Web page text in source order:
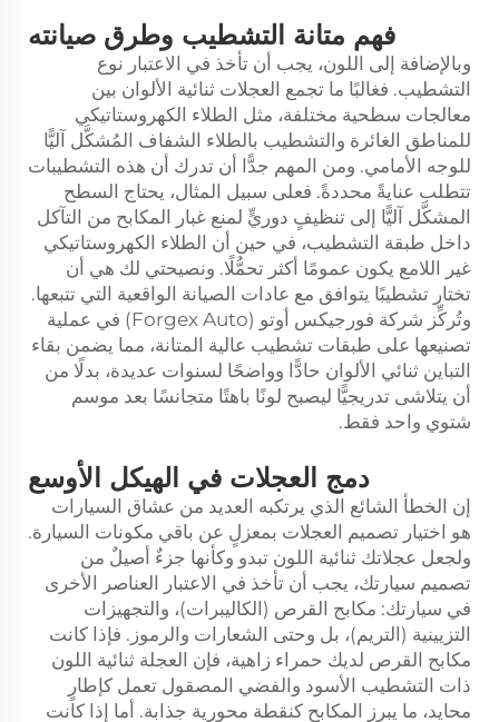
فهم متانة التشطيب وطرق صيانته
وبالإضافة إلى اللون، يجب أن تأخذ في الاعتبار نوع
التشطيب. فغالبًا ما تجمع العجلات ثنائية الألوان بين
معالجات سطحية مختلفة، مثل الطلاء الكهروستاتيكي
للمناطق الغائرة والتشطيب بالطلاء الشفاف المُشكَّل آليًّا
للوجه الأمامي. ومن المهم جدًّا أن تدرك أن هذه التشطيبات
تتطلب عنايةً محددةً. فعلى سبيل المثال، يحتاج السطح
المشكَّل آليًّا إلى تنظيفٍ دوريٍّ لمنع غبار المكابح من التآكل
داخل طبقة التشطيب، في حين أن الطلاء الكهروستاتيكي
غير اللامع يكون عمومًا أكثر تحمُّلًا. ونصيحتي لك هي أن
تختار تشطيبًا يتوافق مع عادات الصيانة الواقعية التي تتبعها.
وتُركِّز شركة فورجيكس أوتو (Forgex Auto) في عملية
تصنيعها على طبقات تشطيب عالية المتانة، مما يضمن بقاء
التباين ثنائي الألوان حادًّا وواضحًا لسنوات عديدة، بدلًا من
أن يتلاشى تدريجيًّا ليصبح لونًا باهتًا متجانسًا بعد موسم
شتوي واحد فقط.
دمج العجلات في الهيكل الأوسع
إن الخطأ الشائع الذي يرتكبه العديد من عشاق السيارات
هو اختيار تصميم العجلات بمعزلٍ عن باقي مكونات السيارة.
ولجعل عجلاتك ثنائية اللون تبدو وكأنها جزءٌ أصيلٌ من
تصميم سيارتك، يجب أن تأخذ في الاعتبار العناصر الأخرى
في سيارتك: مكابح القرص (الكاليبرات)، والتجهيزات
التزيينية (التريم)، بل وحتى الشعارات والرموز. فإذا كانت
مكابح القرص لديك حمراء زاهية، فإن العجلة ثنائية اللون
ذات التشطيب الأسود والفضي المصقول تعمل كإطارٍ
محايد، ما يبرز المكابح كنقطة محورية جذابة. أما إذا كانت